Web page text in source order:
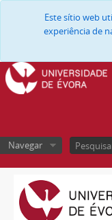
Este sítio web
experiência de
Navegar